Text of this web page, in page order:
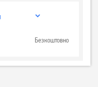
Безкоштовно